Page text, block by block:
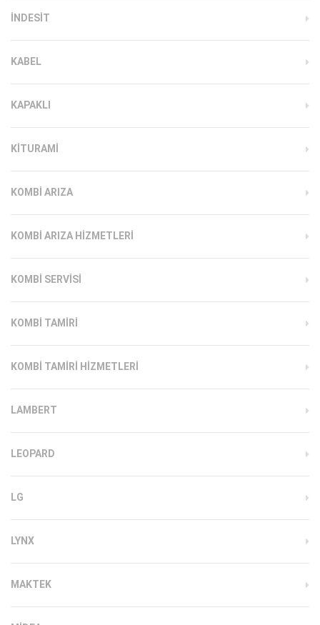
INDESIT
KABEL
KAPAKLI
KITURAMI
KOMBI ARIZA
KOMBI ARIZA HIZMETLERI
KOMBI SERVISI
KOMBI TAMIRI
KOMBI TAMIRI HIZMETLERI
LAMBERT
LEOPARD
LG
LYNX
MAKTEK